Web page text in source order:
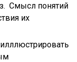
Смысл понятий
их